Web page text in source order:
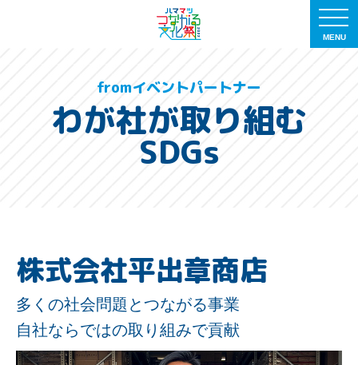
MENU
fromイベントパートナー
わが社が取り組む
SDGs
株式会社平出章商店
多くの社会問題とつながる事業
自社ならではの取り組みで貢献